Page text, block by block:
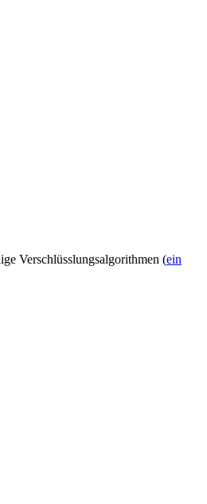
Verschlüsslungsalgorithmen (ein